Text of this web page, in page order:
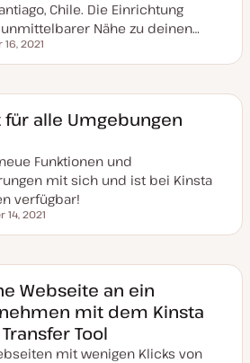
Chile. Die Einrichtung
Nähe zu deinen…
2021
für alle Umgebungen
Funktionen und
mit sich und ist bei Kinsta
verfügbar!
14, 2021
Webseite an ein
mit dem Kinsta
Tool
mit wenigen Klicks von